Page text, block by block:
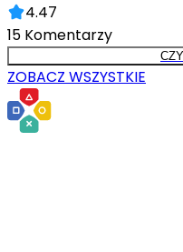
4.47
15 Komentarzy
ZOBACZ WSZYSTKIE